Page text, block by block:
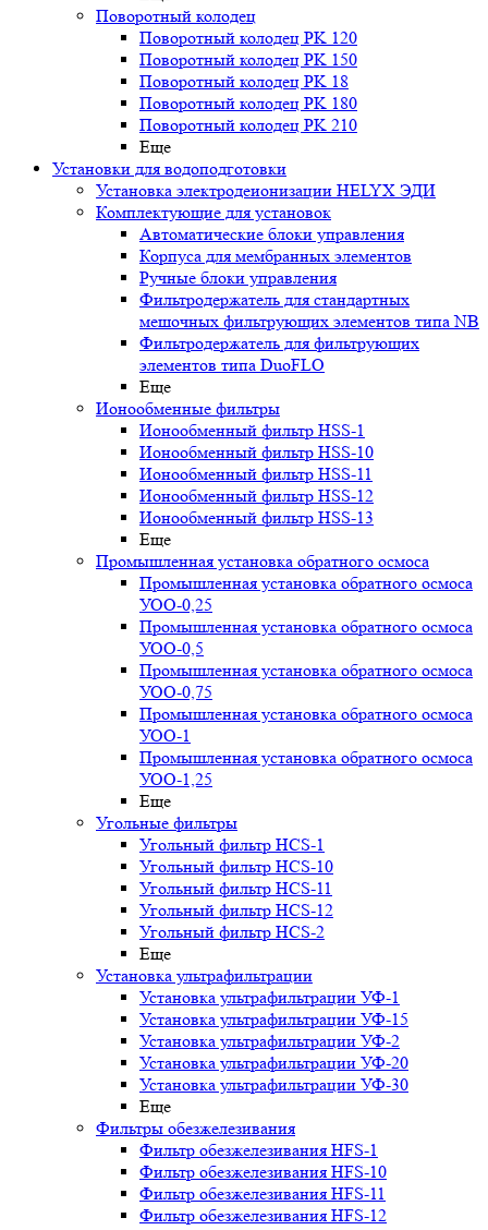
Поворотный колодец
Поворотный колодец PK 120
Поворотный колодец PK 150
Поворотный колодец PK 18
Поворотный колодец PK 180
Поворотный колодец PK 210
Еще
Установки для водоподготовки
Установка электродеионизации HELYX ЭДИ
Комплектующие для установок
Автоматические блоки управления
Корпуса для мембранных элементов
Ручные блоки управления
Фильтродержатель для стандартных
мешочных фильтрующих элементов типа NB
Фильтродержатель для фильтрующих
элементов типа DuoFLO
Еще
Ионообменные фильтры
Ионообменный фильтр HSS-1
Ионообменный фильтр HSS-10
Ионообменный фильтр HSS-11
Ионообменный фильтр HSS-12
Ионообменный фильтр HSS-13
Еще
Промышленная установка обратного осмоса
Промышленная установка обратного осмоса
УОО-0,25
Промышленная установка обратного осмоса
УОО-0,5
Промышленная установка обратного осмоса
УОО-0,75
Промышленная установка обратного осмоса
УОО-1
Промышленная установка обратного осмоса
УОО-1,25
Еще
Угольные фильтры
Угольный фильтр HСS-1
Угольный фильтр HСS-10
Угольный фильтр HСS-11
Угольный фильтр HСS-12
Угольный фильтр HСS-2
Еще
Установка ультрафильтрации
Установка ультрафильтрации УФ-1
Установка ультрафильтрации УФ-15
Установка ультрафильтрации УФ-2
Установка ультрафильтрации УФ-20
Установка ультрафильтрации УФ-30
Еще
Фильтры обезжелезивания
Фильтр обезжелезивания HFS-1
Фильтр обезжелезивания HFS-10
Фильтр обезжелезивания HFS-11
Фильтр обезжелезивания HFS-12